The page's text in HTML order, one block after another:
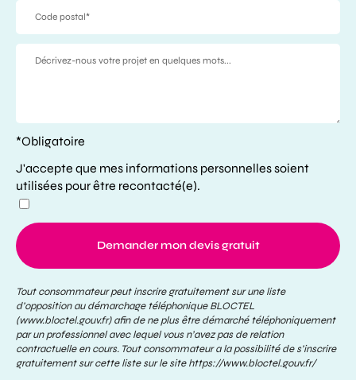
*Obligatoire
J'accepte que mes informations personnelles soient
utilisées pour être recontacté(e).
Demander mon devis gratuit
Tout consommateur peut inscrire gratuitement sur une liste
d’opposition au démarchage téléphonique BLOCTEL
(www.bloctel.gouv.fr) afin de ne plus être démarché téléphoniquement
par un professionnel avec lequel vous n’avez pas de relation
contractuelle en cours. Tout consommateur a la possibilité de s’inscrire
gratuitement sur cette liste sur le sitehttps://www.bloctel.gouv.fr/